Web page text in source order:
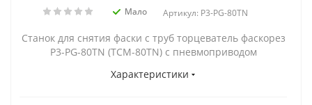
Мало Артикул: P3-PG-80TN
Станок для снятия фаски с труб торцеватель фаскорез
P3-PG-80TN (TCM-80TN) с пневмоприводом
Характеристики